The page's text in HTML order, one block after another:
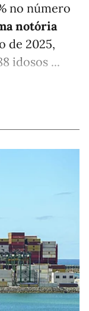
no número
notória
de 2025,
idosos ...